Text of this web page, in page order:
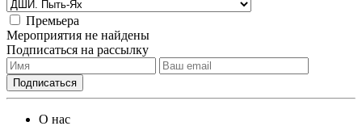
Премьера
Мероприятия не найдены
Подписаться на рассылку
О нас